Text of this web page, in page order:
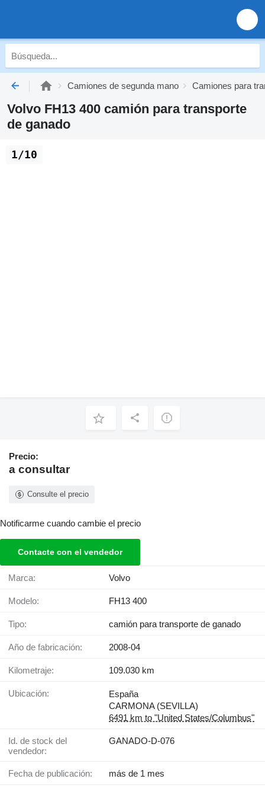
Camiones de segunda mano Camiones para
Volvo FH13 400 camión para transporte
de ganado
1/10
Precio:
a consultar
Consulte el precio
Notificarme cuando cambie el precio
Contacte con el vendedor
Marca: Volvo
Modelo: FH13 400
Tipo: camión para transporte de ganado
Año de fabricación: 2008-04
Kilometraje: 109.030 km
Ubicación:
España
CARMONA (SEVILLA)
6491 km to "United States/Columbus"
Id. de stock del
vendedor:
GANADO-D-076
Fecha de publicación: más de 1 mes